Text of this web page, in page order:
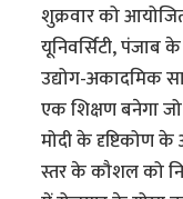
शुक्रवार को
यूनिवर्सिटी, पंजाब
उद्योग-अकादमिक
एक शिक्षण बनेगा जो
मोदी के दृष्टिकोण
स्तर के कौशल को